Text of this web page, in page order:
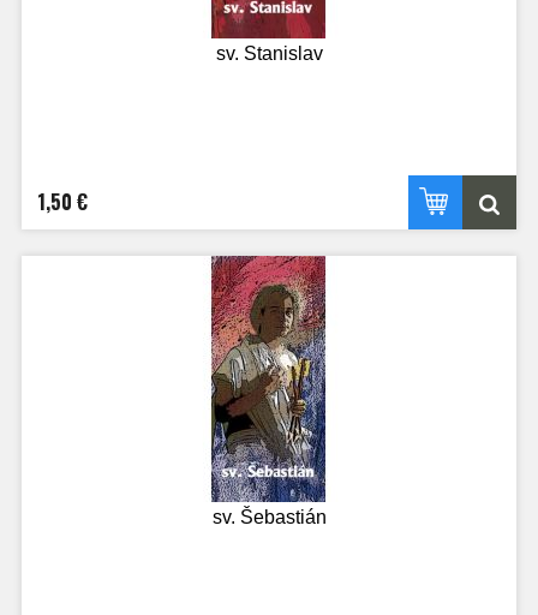
sv. Stanislav
1,50 €
sv. Šebastián